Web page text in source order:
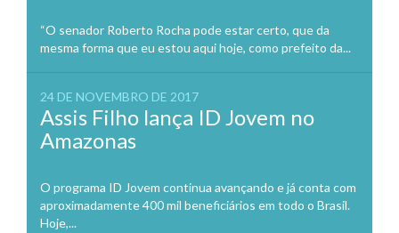
“O senador Roberto Rocha pode estar certo, que da
mesma forma que eu estou aqui hoje, como prefeito da...
24 DE NOVEMBRO DE 2017
Assis Filho lança ID Jovem no
Amazonas
O programa ID Jovem continua avançando e já conta com
aproximadamente 400 mil beneficiários em todo o Brasil.
Hoje,...